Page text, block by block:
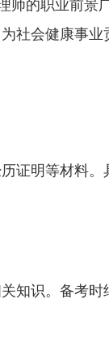
师的职业前
社会健康事业
证明等材料
知识。备考